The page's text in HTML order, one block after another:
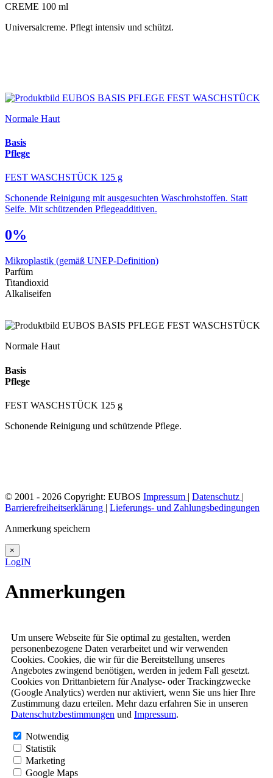
CREME 100 ml
Universalcreme. Pflegt intensiv und schützt.
Normale Haut
Basis
Pflege
FEST WASCHSTÜCK 125 g
Schonende Reinigung mit ausgesuchten Waschrohstoffen. Statt
Seife. Mit schützenden Pflegeadditiven.
0%
Mikroplastik (gemäß UNEP-Definition)
Parfüm
Titandioxid
Alkaliseifen
Normale Haut
Basis
Pflege
FEST WASCHSTÜCK 125 g
Schonende Reinigung und schützende Pflege.
© 2001 - 2026 Copyright: EUBOS Impressum | Datenschutz |
Barrierefreiheitserklärung | Lieferungs- und Zahlungsbedingungen
Anmerkung speichern
×
LogIN
Anmerkungen
Um unsere Webseite für Sie optimal zu gestalten, werden
personenbezogene Daten verarbeitet und wir verwenden
Cookies. Cookies, die wir für die Bereitstellung unseres
Angebotes zwingend benötigen, werden in jedem Fall gesetzt.
Cookies von Drittanbietern für Analyse- oder Trackingzwecke
(Google Analytics) werden nur aktiviert, wenn Sie uns hier Ihre
Zustimmung dazu erteilen. Mehr dazu erfahren Sie in unseren
Datenschutzbestimmungen und Impressum.
Notwendig
Statistik
Marketing
Google Maps